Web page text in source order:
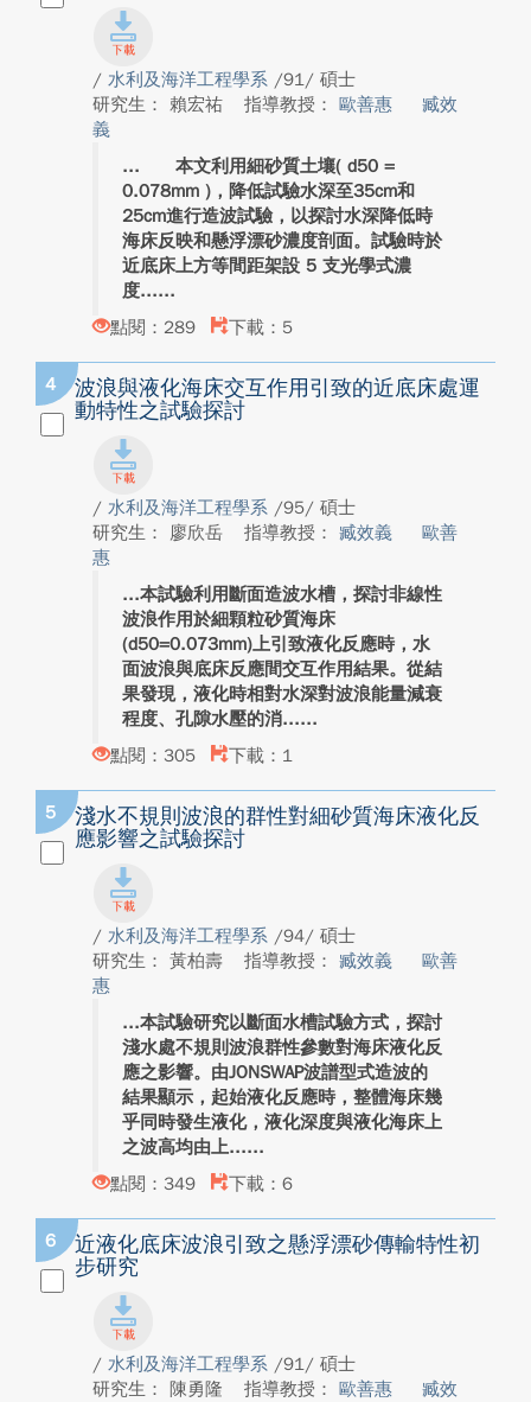
/ 水利及海洋工程學系 /91/ 碩士
研究生： 賴宏祐
指導教授： 歐善惠
臧效
義
本文利用細砂質土壤( d50 =
0.078mm )，降低試驗水深至35cm和
25cm進行造波試驗，以探討水深降低時
海床反映和懸浮漂砂濃度剖面。試驗時於
近底床上方等間距架設 5 支光學式濃
度...
點閱：289
下載：5
4
波浪與液化海床交互作用引致的近底床處運
動特性之試驗探討
/ 水利及海洋工程學系 /95/ 碩士
研究生： 廖欣岳
指導教授： 臧效義
歐善
惠
本試驗利用斷面造波水槽，探討非線性
波浪作用於細顆粒砂質海床
(d50=0.073mm)上引致液化反應時，水
面波浪與底床反應間交互作用結果。從結
果發現，液化時相對水深對波浪能量減衰
程度、孔隙水壓的消...
點閱：305
下載：1
5
淺水不規則波浪的群性對細砂質海床液化反
應影響之試驗探討
/ 水利及海洋工程學系 /94/ 碩士
研究生： 黃柏壽
指導教授： 臧效義
歐善
惠
本試驗研究以斷面水槽試驗方式，探討
淺水處不規則波浪群性參數對海床液化反
應之影響。由JONSWAP波譜型式造波的
結果顯示，起始液化反應時，整體海床幾
乎同時發生液化，液化深度與液化海床上
之波高均由上...
點閱：349
下載：6
6
近液化底床波浪引致之懸浮漂砂傳輸特性初
步研究
/ 水利及海洋工程學系 /91/ 碩士
研究生： 陳勇隆
指導教授： 歐善惠
臧效